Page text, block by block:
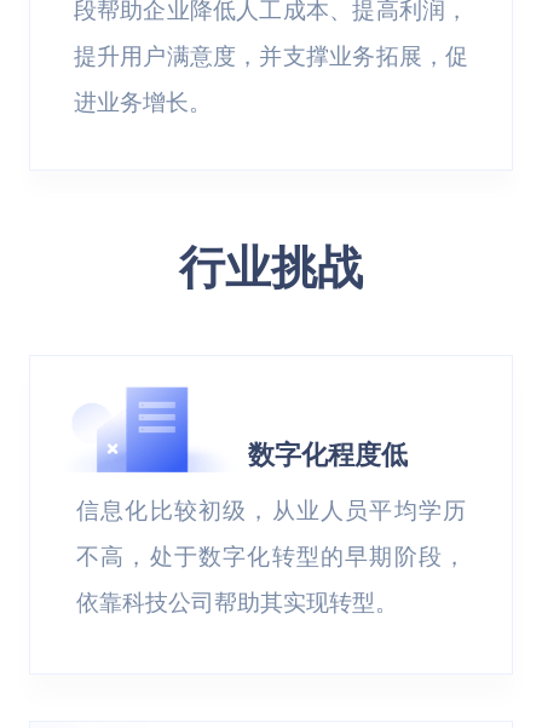
段帮助企业降低人工成本、提高利润，
提升用户满意度，并支撑业务拓展，促
进业务增长。
行业挑战
数字化程度低
信息化比较初级，从业人员平均学历
不高，处于数字化转型的早期阶段，
依靠科技公司帮助其实现转型。